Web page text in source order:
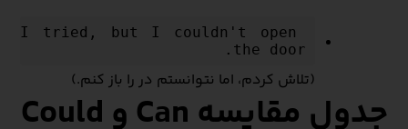
I tried, but I couldn't open
the door.
(تلاش کردم، اما نتوانستم در را باز کنم.)
جدول مقایسه Can و Could